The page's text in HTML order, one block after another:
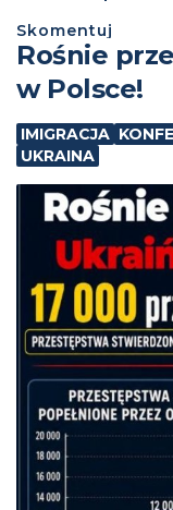
Skomentuj
Rośnie
w Polsce!
IMIGRACJA
UKRAINA